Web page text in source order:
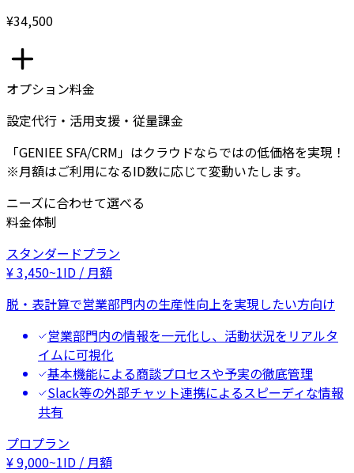
¥34,500
オプション料金
設定代行・活用支援・従量課金
「GENIEE SFA/CRM」はクラウドならではの低価格を実現！
※月額はご利用になるID数に応じて変動いたします。
ニーズに合わせて選べる
料金体制
スタンダードプラン
¥3,450~1ID / 月額
脱・表計算で営業部門内の生産性向上を実現したい方向け
営業部門内の情報を一元化し、活動状況をリアルタ
イムに可視化
基本機能による商談プロセスや予実の徹底管理
Slack等の外部チャット連携によるスピーディな情報
共有
プロプラン
¥9,000~1ID / 月額